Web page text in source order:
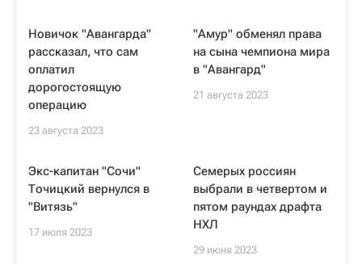
Новичок "Авангарда"
рассказал, что сам
оплатил
дорогостоящую
операцию
23 августа 2023
"Амур" обменял права
на сына чемпиона мира
в "Авангард"
21 августа 2023
Экс-капитан "Сочи"
Точицкий вернулся в
"Витязь"
17 июля 2023
Семерых россиян
выбрали в четвертом и
пятом раундах драфта
НХЛ
29 июня 2023